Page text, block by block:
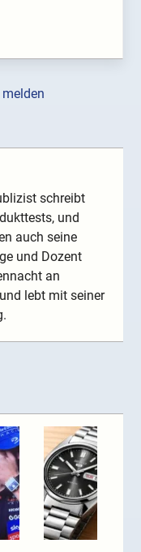
melden
schreibt
und
auch seine
und Dozent
an
lebt mit seiner